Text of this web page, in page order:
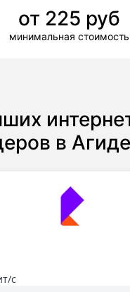
от 225 руб
минимальная стоимость
в
с